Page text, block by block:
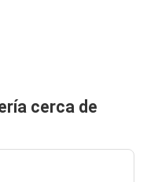
cerca de